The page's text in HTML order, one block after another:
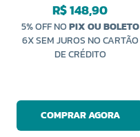
R$ 148,90
5% OFF NOPIX OU BOLETO
6X SEM JUROS NO CARTÃO
DE CRÉDITO
COMPRAR AGORA